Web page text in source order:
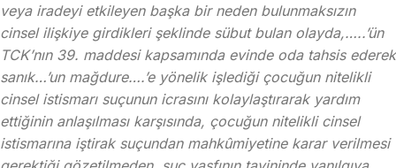
veya iradeyi etkileyen başka bir neden bulunmaksızın
cinsel ilişkiye girdikleri şeklinde sübut bulan olayda,…..’ün
TCK’nın 39. maddesi kapsamında evinde oda tahsis ederek
sanık…’un mağdure….’e yönelik işlediği çocuğun nitelikli
cinsel istismarı suçunun icrasını kolaylaştırarak yardım
ettiğinin anlaşılması karşısında, çocuğun nitelikli cinsel
istismarına iştirak suçundan mahkûmiyetine karar verilmesi